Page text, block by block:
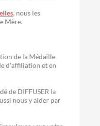
, nous les
Mère.
de la Médaille
d’affiliation et en
de DIFFUSER la
nous y aider par